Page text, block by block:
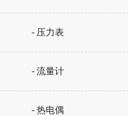
- 压力表
- 流量计
- 热电偶